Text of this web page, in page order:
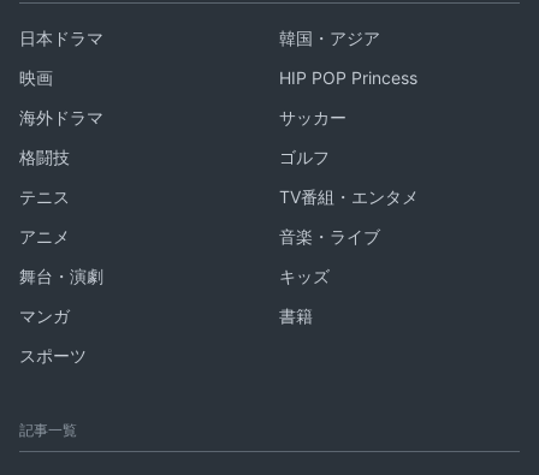
日本ドラマ
韓国・アジア
映画
HIP POP Princess
海外ドラマ
サッカー
格闘技
ゴルフ
テニス
TV番組・エンタメ
アニメ
音楽・ライブ
舞台・演劇
キッズ
マンガ
書籍
スポーツ
記事一覧